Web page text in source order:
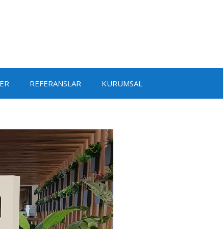
REFERANSLAR KURUMSAL